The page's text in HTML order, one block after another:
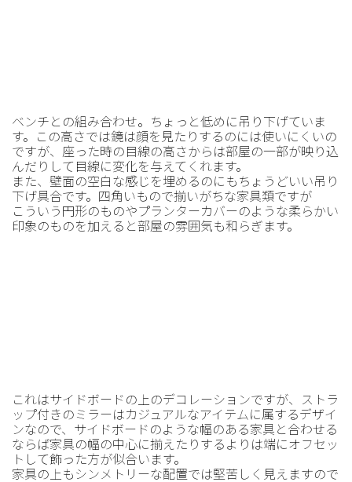
ベンチとの組み合わせ。ちょっと低めに吊り下げていま
す。この高さでは鏡は顔を見たりするのには使いにくいの
ですが、座った時の目線の高さからは部屋の一部が映り込
んだりして目線に変化を与えてくれます。
また、壁面の空白な感じを埋めるのにもちょうどいい吊り
下げ具合です。四角いもので揃いがちな家具類ですが
こういう円形のものやプランターカバーのような柔らかい
印象のものを加えると部屋の雰囲気も和らぎます。
これはサイドボードの上のデコレーションですが、ストラ
ップ付きのミラーはカジュアルなアイテムに属するデザイ
ンなので、サイドボードのような幅のある家具と合わせる
ならば家具の幅の中心に揃えたりするよりは端にオフセッ
トして飾った方が似合います。
家具の上もシンメトリーな配置では堅苦しく見えますので